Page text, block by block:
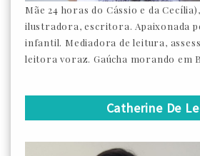
Mãe 24 horas do Cássio e da
ilustradora, escritora. Apaixonada
infantil. Mediadora de leitura,
leitora voraz. Gaúcha morando em
Catherine De